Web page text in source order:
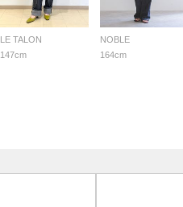
LE TALON
147cm
NOBLE
164cm